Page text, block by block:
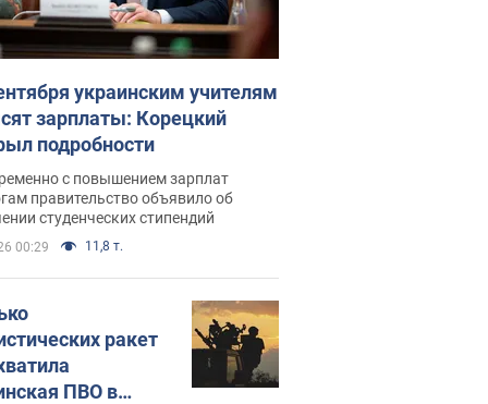
украинским учителям
зарплаты: Корецкий
подробности
с повышением зарплат
правительство объявило об
студенческих стипендий
00:29 11,8 т.
ракет
ПВО в